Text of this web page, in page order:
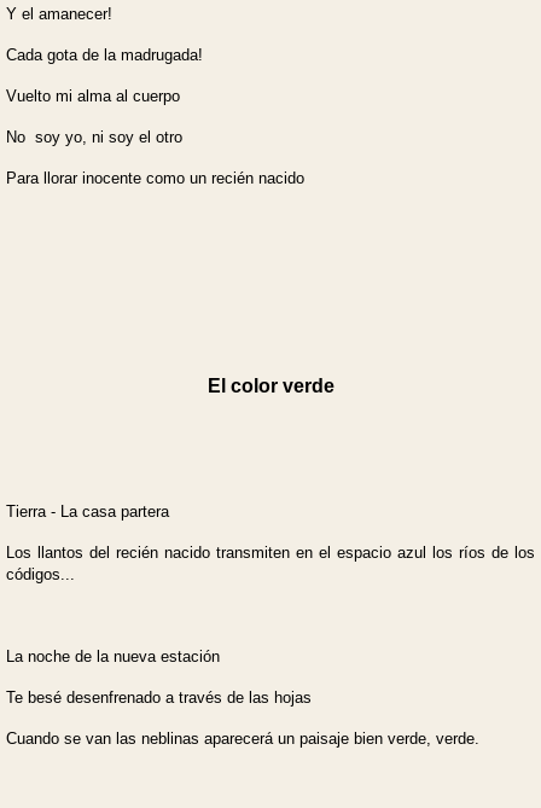
Y el amanecer!
Cada gota de la madrugada!
Vuelto mi alma al cuerpo
No soy yo, ni soy el otro
Para llorar inocente como un recién nacido
El color verde
Tierra - La casa partera
Los llantos del recién nacido transmiten en el espacio azul los ríos de los
códigos...
La noche de la nueva estación
Te besé desenfrenado a través de las hojas
Cuando se van las neblinas aparecerá un paisaje bien verde, verde.